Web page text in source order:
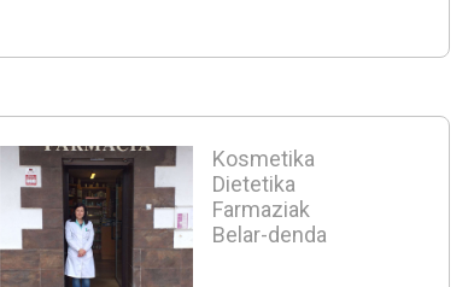
Kosmetika
Dietetika
Farmaziak
Belar-denda